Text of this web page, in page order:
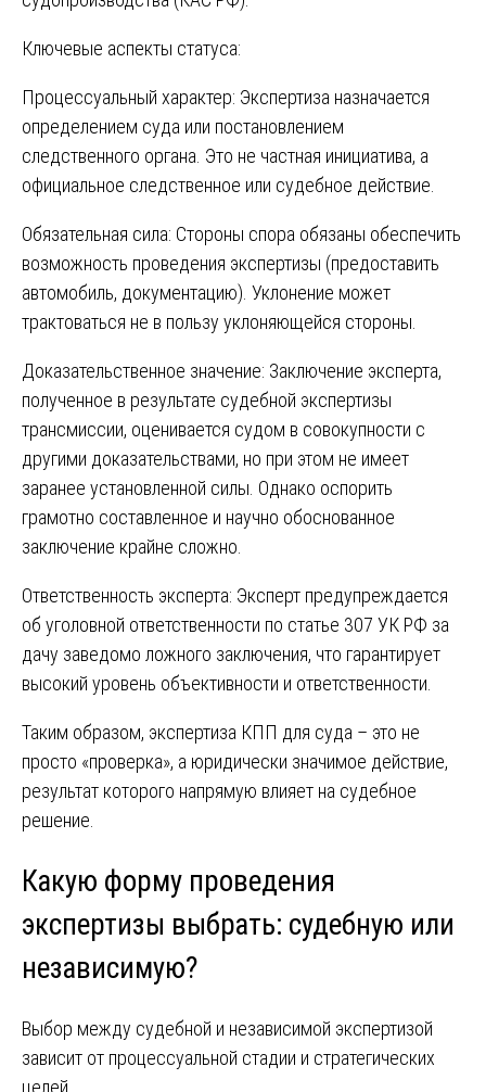
Ключевые аспекты статуса:
Процессуальный характер: Экспертиза назначается
определением суда или постановлением
следственного органа. Это не частная инициатива, а
официальное следственное или судебное действие.
Обязательная сила: Стороны спора обязаны обеспечить
возможность проведения экспертизы (предоставить
автомобиль, документацию). Уклонение может
трактоваться не в пользу уклоняющейся стороны.
Доказательственное значение: Заключение эксперта,
полученное в результате судебной экспертизы
трансмиссии, оценивается судом в совокупности с
другими доказательствами, но при этом не имеет
заранее установленной силы. Однако оспорить
грамотно составленное и научно обоснованное
заключение крайне сложно.
Ответственность эксперта: Эксперт предупреждается
об уголовной ответственности по статье 307 УК РФ за
дачу заведомо ложного заключения, что гарантирует
высокий уровень объективности и ответственности.
Таким образом, экспертиза КПП для суда – это не
просто «проверка», а юридически значимое действие,
результат которого напрямую влияет на судебное
решение.
Какую форму проведения
экспертизы выбрать: судебную или
независимую?
Выбор между судебной и независимой экспертизой
зависит от процессуальной стадии и стратегических
целей.